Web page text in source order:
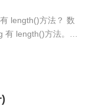
方法？ 数